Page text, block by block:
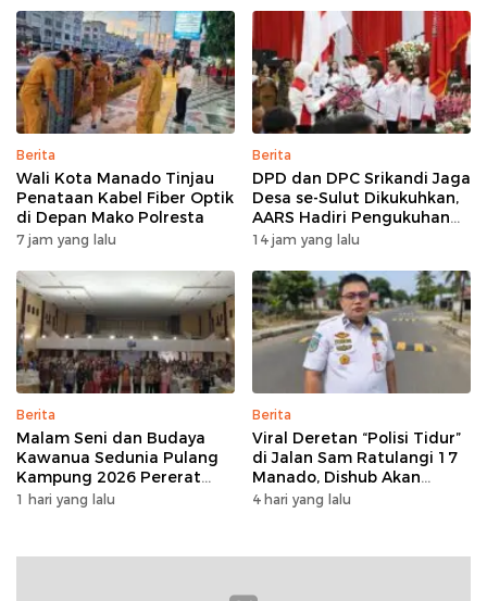
Berita
Wali Kota Manado Tinjau
Penataan Kabel Fiber Optik
di Depan Mako Polresta
7 jam yang lalu
Berita
DPD dan DPC Srikandi Jaga
Desa se-Sulut Dikukuhkan,
AARS Hadiri Pengukuhan
Perdana di Indonesia
14 jam yang lalu
Berita
Malam Seni dan Budaya
Kawanua Sedunia Pulang
Kampung 2026 Pererat
Persaudaraan dan
1 hari yang lalu
Berita
Viral Deretan “Polisi Tidur”
di Jalan Sam Ratulangi 17
Manado, Dishub Akan
Musyawarahkan Solusi
4 hari yang lalu